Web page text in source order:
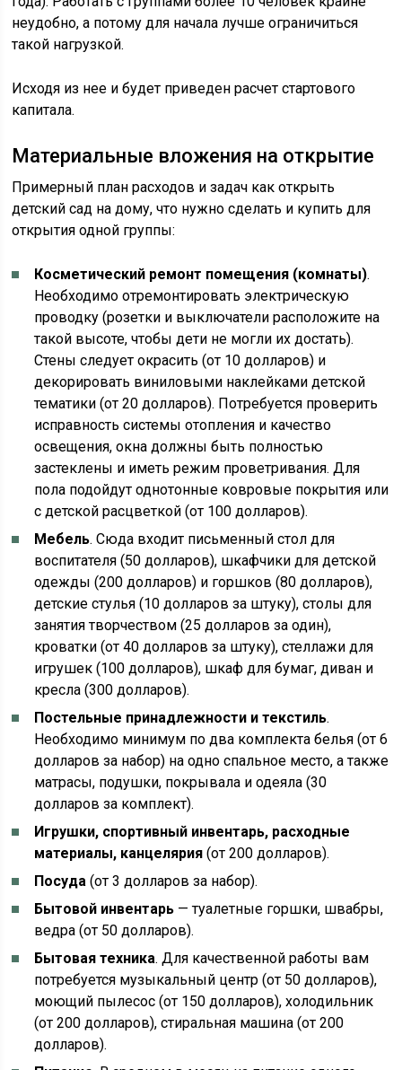
неудобно, а потому для начала лучше ограничиться
такой нагрузкой.
Исходя из нее и будет приведен расчет стартового
капитала.
Материальные вложения на открытие
Примерный план расходов и задач как открыть
детский сад на дому, что нужно сделать и купить для
открытия одной группы:
Косметический ремонт помещения (комнаты).
Необходимо отремонтировать электрическую
проводку (розетки и выключатели расположите на
такой высоте, чтобы дети не могли их достать).
Стены следует окрасить (от 10 долларов) и
декорировать виниловыми наклейками детской
тематики (от 20 долларов). Потребуется проверить
исправность системы отопления и качество
освещения, окна должны быть полностью
застеклены и иметь режим проветривания. Для
пола подойдут однотонные ковровые покрытия или
с детской расцветкой (от 100 долларов).
Мебель. Сюда входит письменный стол для
воспитателя (50 долларов), шкафчики для детской
одежды (200 долларов) и горшков (80 долларов),
детские стулья (10 долларов за штуку), столы для
занятия творчеством (25 долларов за один),
кроватки (от 40 долларов за штуку), стеллажи для
игрушек (100 долларов), шкаф для бумаг, диван и
кресла (300 долларов).
Постельные принадлежности и текстиль.
Необходимо минимум по два комплекта белья (от 6
долларов за набор) на одно спальное место, а также
матрасы, подушки, покрывала и одеяла (30
долларов за комплект).
Игрушки, спортивный инвентарь, расходные
материалы, канцелярия (от 200 долларов).
Посуда (от 3 долларов за набор).
Бытовой инвентарь — туалетные горшки, швабры,
ведра (от 50 долларов).
Бытовая техника. Для качественной работы вам
потребуется музыкальный центр (от 50 долларов),
моющий пылесос (от 150 долларов), холодильник
(от 200 долларов), стиральная машина (от 200
долларов).